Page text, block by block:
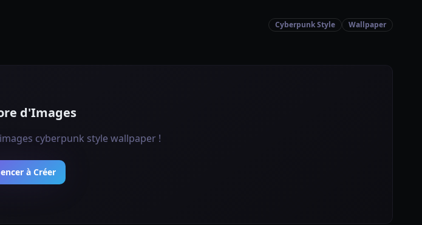
Cyberpunk Style Wallpaper
d'Images
cyberpunk style wallpaper !
à Créer